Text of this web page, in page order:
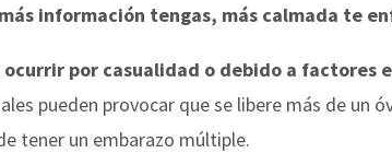
información tengas, más calmada te
por casualidad o debido a factores
pueden provocar que se libere más de un
tener un embarazo múltiple.